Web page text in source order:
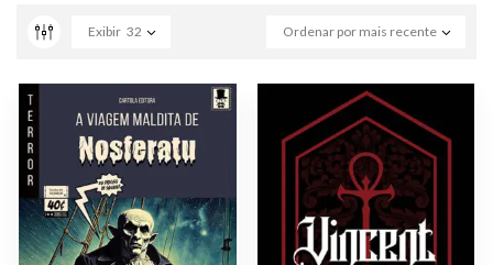
Ordenar por mais recente
Exibir 32